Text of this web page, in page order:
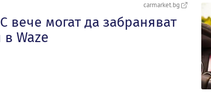
carmarket.bg
вече могат да забраняват
Waze